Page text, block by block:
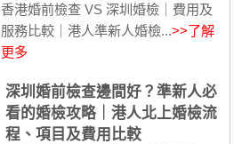
香港婚前檢查 VS 深圳婚檢｜費用及
服務比較｜港人準新人婚檢...>>了解
更多
深圳婚前檢查邊間好？準新人必
看的婚檢攻略｜港人北上婚檢流
程、項目及費用比較